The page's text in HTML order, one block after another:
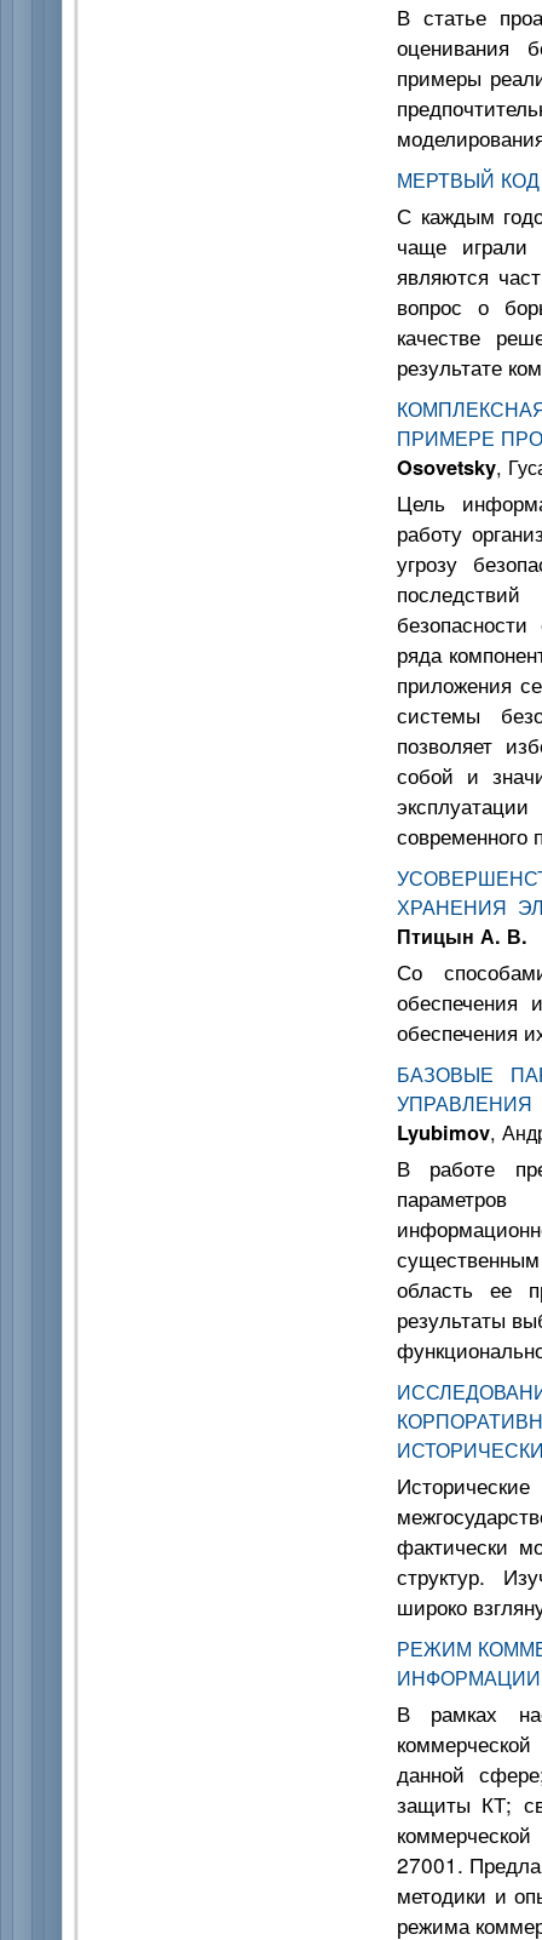
В статье
оценивания
примеры
МЕРТВЫЙ КОД
С каждым
чаще
являются
вопрос о
качестве
результате
ПРИМЕРЕ
Osovetsky,
Цель
работу
угрозу
ряда
приложения
системы
позволяет
собой и
современного
ХРАНЕНИЯ
Птицын А. В.
Со
обеспечения
обеспечения
БАЗОВЫЕ
Lyubimov,
В работе
область ее
результаты
фактически
структур.
широко
РЕЖИМ
ИНФОРМАЦИИ
В рамках
данной
защиты КТ;
27001.
методики и
режима